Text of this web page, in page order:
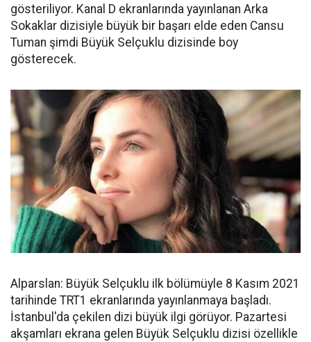
gösteriliyor. Kanal D ekranlarında yayınlanan Arka
Sokaklar dizisiyle büyük bir başarı elde eden Cansu
Tuman şimdi Büyük Selçuklu dizisinde boy
gösterecek.
Alparslan: Büyük Selçuklu ilk bölümüyle 8 Kasım 2021
tarihinde TRT1 ekranlarında yayınlanmaya başladı.
İstanbul'da çekilen dizi büyük ilgi görüyor. Pazartesi
akşamları ekrana gelen Büyük Selçuklu dizisi özellikle